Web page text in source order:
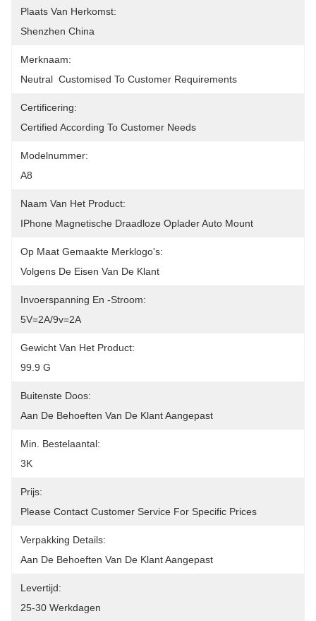
Plaats Van Herkomst:
Shenzhen China
Merknaam:
Neutral  Customised To Customer Requirements
Certificering:
Certified According To Customer Needs
Modelnummer:
A8
Naam Van Het Product:
IPhone Magnetische Draadloze Oplader Auto Mount
Op Maat Gemaakte Merklogo's:
Volgens De Eisen Van De Klant
Invoerspanning En -stroom:
5V=2A/9v=2A
Gewicht Van Het Product:
99.9 G
Buitenste Doos:
Aan De Behoeften Van De Klant Aangepast
Min. Bestelaantal:
3K
Prijs:
Please Contact Customer Service For Specific Prices
Verpakking Details:
Aan De Behoeften Van De Klant Aangepast
Levertijd:
25-30 Werkdagen